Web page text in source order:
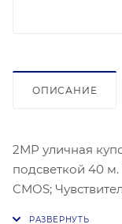
ОПИСАНИЕ
2МР уличная
подсветкой 40 м.
CMOS;